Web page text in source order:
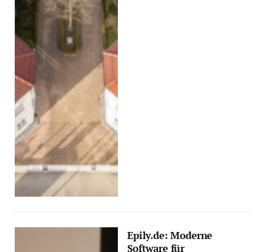
Epily.de: Moderne
Software für